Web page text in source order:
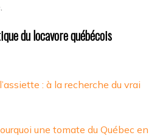
du locavore québécois
: à la recherche du vrai
une tomate du Québec en